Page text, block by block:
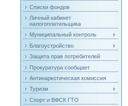
Списки фондов
Личный кабинет
налогоплатильщика
Муниципальный контроль
Благоустройство
Защита прав потребителей
Прокуратура сообщает
Антинаркотическая комиссия
Туризм
Спорт и ВФСК ГТО